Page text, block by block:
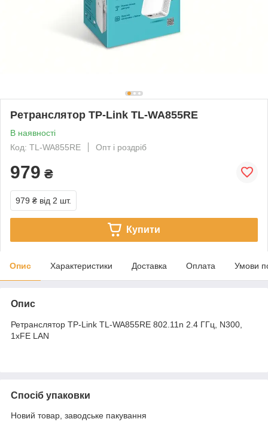
Ретранслятор TP-Link TL-WA855RE
В наявності
Код: TL-WA855RE
Опт і роздріб
979 ₴
979 ₴ від 2 шт.
Купити
Опис Характеристики Доставка Оплата Умови
Опис
Ретранслятор TP-Link TL-WA855RE 802.11n 2.4 ГГц, N300,
1хFE LAN
Спосіб упаковки
Новий товар, заводське пакування